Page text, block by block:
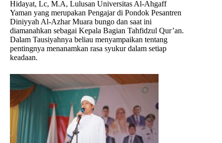
Hidayat, Lc, M.A, Lulusan Universitas Al-Ahgaff
Yaman yang merupakan Pengajar di Pondok Pesantren
Diniyyah Al-Azhar Muara bungo dan saat ini
diamanahkan sebagai Kepala Bagian Tahfidzul Qur’an.
Dalam Tausiyahnya beliau menyampaikan tentang
pentingnya menanamkan rasa syukur dalam setiap
keadaan.